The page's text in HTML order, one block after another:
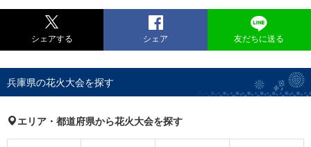
シェアする シェア 友だちに送る
兵庫県の花火大会を探す
エリア・都道府県から花火大会を探す